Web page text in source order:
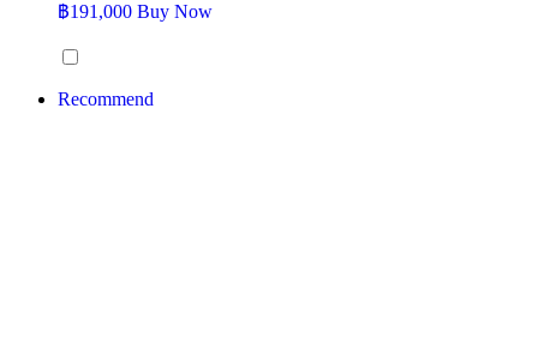
฿191,000 Buy Now
Recommend